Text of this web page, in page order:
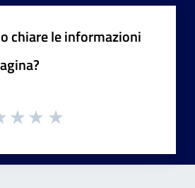
chiare le informazioni